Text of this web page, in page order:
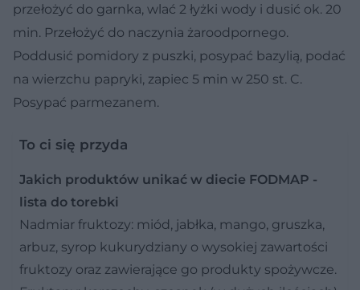
przełożyć do garnka, wlać 2 łyżki wody i dusić ok. 20
min. Przełożyć do naczynia żaroodpornego.
Poddusić pomidory z puszki, posypać bazylią, podać
na wierzchu papryki, zapiec 5 min w 250 st. C.
Posypać parmezanem.
To ci się przyda
Jakich produktów unikać w diecie FODMAP -
lista do torebki
Nadmiar fruktozy: miód, jabłka, mango, gruszka,
arbuz, syrop kukurydziany o wysokiej zawartości
fruktozy oraz zawierające go produkty spożywcze.